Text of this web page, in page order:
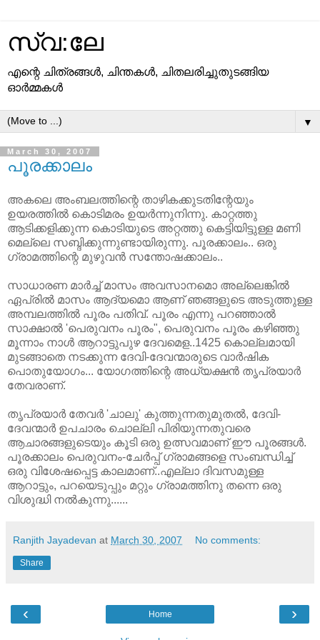
സ്വ:ലേ
എന്റെ ചിത്രങ്ങള്‍, ചിന്തകള്‍, ചിതലരിച്ചുതുടങ്ങിയ
ഓര്‍മ്മകള്‍
▼
March 30, 2007
പൂരക്കാലം
അകലെ അംബലത്തിന്റെ താഴികക്കുടതിന്റേയും
ഉയരത്തില്‍ കൊടിമരം ഉയര്‍ന്നുനിന്നു. കാറ്റത്തു
ആടിക്കളിക്കുന്ന കൊടിയുടെ അറ്റത്തു കെട്ടിയിട്ടുള്ള മണി
മെല്ലെ സബ്ദിക്കുന്നുണ്ടായിരുന്നു. പൂരക്കാലം.. ഒരു
ഗ്രാമത്തിന്റെ മുഴുവന്‍ സന്തോഷക്കാലം..
സാധാരണ മാര്‍ച്ച്‌ മാസം അവസാനമൊ അല്ലെങ്കില്‍
ഏപ്രില്‍ മാസം ആദ്യമൊ ആണ്‌ ഞങ്ങളുടെ അടുത്തുള്ള
അമ്പലത്തില്‍ പൂരം പതിവ്‌. പൂരം എന്നു പറഞ്ഞാല്‍
സാക്ഷാല്‍ 'പെരുവനം പൂരം", പെരുവനം പൂരം കഴിഞ്ഞു
മൂന്നാം നാള്‍ ആറാട്ടുപുഴ ദേവമെള..1425 കൊല്ലമായി
മുടങ്ങാതെ നടക്കുന്ന ദേവി-ദേവന്മാരുടെ വാര്‍ഷിക
പൊതുയോഗം... യോഗത്തിന്റെ അധ്യക്ഷന്‍ തൃപ്രയാര്‍
തേവരാണ്‌.
തൃപ്രയാര്‍ തേവര്‍ 'ചാലു' കുത്തുന്നതുമുതല്‍, ദേവി-
ദേവന്മാര്‍ ഉപചാരം ചൊല്ലി പിരിയുന്നതുവരെ
ആചാരങ്ങളുടെയും കൂടി ഒരു ഉത്സവമാണ്‌ ഈ പൂരങ്ങള്‍.
പൂരക്കാലം പെരുവനം-ചേര്‍പ്പ്‌ ഗ്രാമങ്ങളെ സംബന്ധിച്ച്‌
ഒരു വിശേഷപ്പെട്ട കാലമാണ്‌..എല്ലാ ദിവസമുള്ള
ആറാട്ടും, പറയെടുപ്പും മറ്റും ഗ്രാമത്തിനു തന്നെ ഒരു
വിശുദ്ധി നല്‍കുന്നു......
Ranjith Jayadevan at March 30, 2007 No comments:
Share
‹ ›
Home